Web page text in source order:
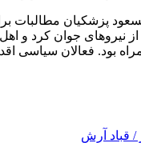
از نیروهای جوان کرد و
بود. فعالان سیاسی
قباد آرش